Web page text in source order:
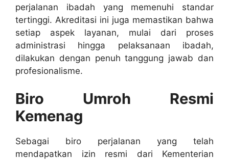
perjalanan ibadah yang memenuhi standar
tertinggi. Akreditasi ini juga memastikan bahwa
setiap aspek layanan, mulai dari proses
administrasi hingga pelaksanaan ibadah,
dilakukan dengan penuh tanggung jawab dan
profesionalisme.
Biro Umroh Resmi
Kemenag
Sebagai biro perjalanan yang telah
mendapatkan izin resmi dari Kementerian